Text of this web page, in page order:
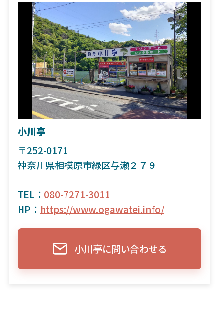
小川亭
〒252-0171
神奈川県相模原市緑区与瀬２７９
TEL： 080-7271-3011
HP： https://www.ogawatei.info/
小川亭に問い合わせる